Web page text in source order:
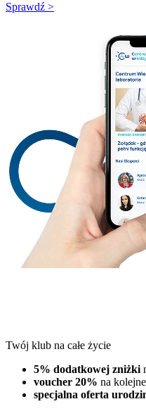
Sprawdź >
Twój klub na całe życie
5% dodatkowej zniżki
voucher 20% na
specjalna oferta